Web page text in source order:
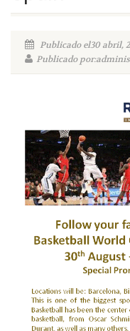
Publicado el30 abril,
Publicado